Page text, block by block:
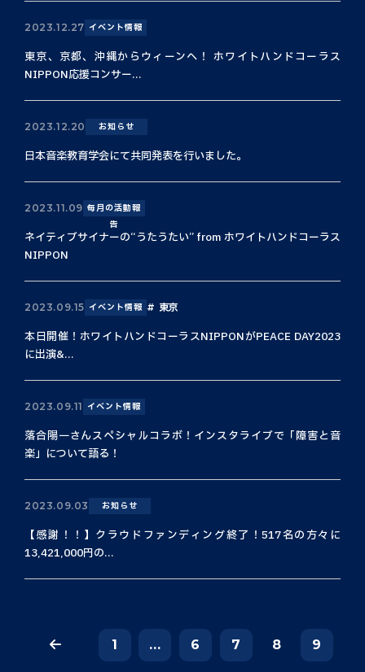
2023.12.27 イベント情報
東京、京都、沖縄からウィーンへ！ ホワイトハンドコーラス
NIPPON応援コンサー...
2023.12.20 お知らせ
日本音楽教育学会にて共同発表を行いました。
2023.11.09 毎月の活動報
告
ネイティブサイナーの“うたうたい” from ホワイトハンドコーラス
NIPPON
2023.09.15 イベント情報 東京
本日開催！ホワイトハンドコーラスNIPPONがPEACE DAY2023
に出演&...
2023.09.11 イベント情報
落合陽一さんスペシャルコラボ！インスタライブで「障害と音
楽」について語る！
2023.09.03 お知らせ
【感謝！！】クラウドファンディング終了！517名の方々に
13,421,000円の...
1 ... 6 7 8 9